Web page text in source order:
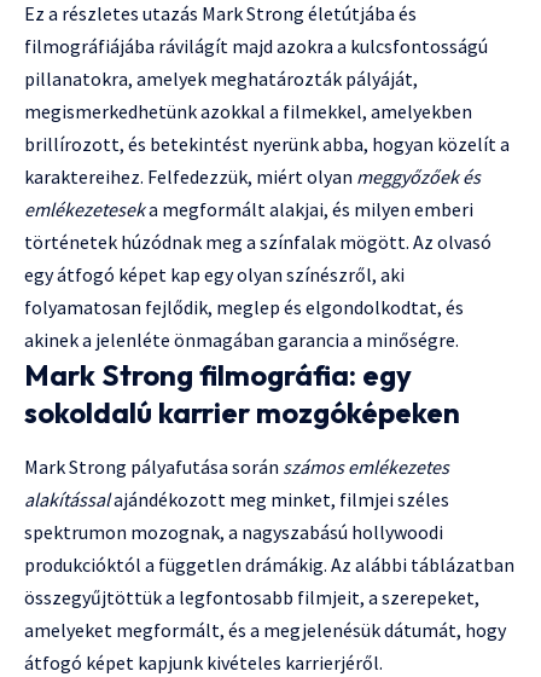
Ez a részletes utazás Mark Strong életútjába és
filmográfiájába rávilágít majd azokra a kulcsfontosságú
pillanatokra, amelyek meghatározták pályáját,
megismerkedhetünk azokkal a filmekkel, amelyekben
brillírozott, és betekintést nyerünk abba, hogyan közelít a
karaktereihez. Felfedezzük, miért olyan meggyőzőek és
emlékezeteseka megformált alakjai, és milyen emberi
történetek húzódnak meg a színfalak mögött. Az olvasó
egy átfogó képet kap egy olyan színészről, aki
folyamatosan fejlődik, meglep és elgondolkodtat, és
akinek a jelenléte önmagában garancia a minőségre.
Mark Strong filmográfia: egy
sokoldalú karrier mozgóképeken
Mark Strong pályafutása során számos emlékezetes
alakítássalajándékozott meg minket, filmjei széles
spektrumon mozognak, a nagyszabású hollywoodi
produkcióktól a független drámákig. Az alábbi táblázatban
összegyűjtöttük a legfontosabb filmjeit, a szerepeket,
amelyeket megformált, és a megjelenésük dátumát, hogy
átfogó képet kapjunk kivételes karrierjéről.